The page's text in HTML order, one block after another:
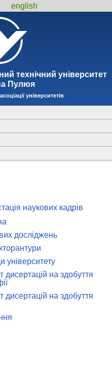
english
технiчний унiверситет
Пулюя
університетів
наукових кадрів
досліджень
університету
на здобуття
на здобуття